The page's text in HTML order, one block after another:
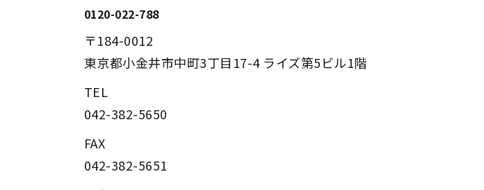
0120-022-788
〒184-0012
東京都小金井市中町3丁目17-4 ライズ第5ビル1階
TEL
042-382-5650
FAX
042-382-5651